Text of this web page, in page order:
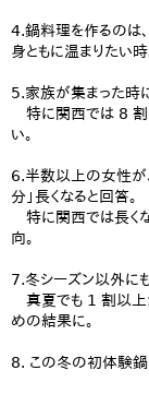
4.鍋料理を作るのは、
身ともに温まりたい時
5.家族が集まった時
特に関西では 8 割
い。
6.半数以上の女性が
分」長くなると回答。
特に関西では長く
向。
7.冬シーズン以外に
真夏でも 1 割以上
めの結果に。
8. この冬の初体験鍋